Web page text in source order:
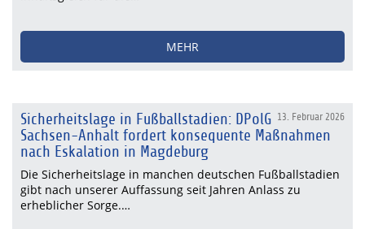
MEHR
13. Februar 2026
Sicherheitslage in Fußballstadien: DPolG
Sachsen-Anhalt fordert konsequente Maßnahmen
nach Eskalation in Magdeburg
Die Sicherheitslage in manchen deutschen Fußballstadien
gibt nach unserer Auffassung seit Jahren Anlass zu
erheblicher Sorge.…